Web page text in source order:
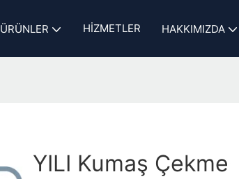
ÜRÜNLER HIZMETLER HAKKIMIZDA
YILI Kumaş Çekme